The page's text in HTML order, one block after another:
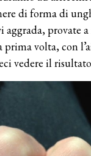
di forma di
aggrada, provate
prima volta, con
vedere il